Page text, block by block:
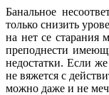
Банальное
только снизить
на нет се старания
преподнести
недостатки. Если
не вяжется с
можно даже и не